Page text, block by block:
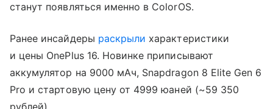
станут появляться именно в ColorOS.
Ранее инсайдеры раскрыли характеристики
и цены OnePlus 16. Новинке приписывают
аккумулятор на 9000 мАч, Snapdragon 8 Elite Gen 6
Pro и стартовую цену от 4999 юаней (~59 350